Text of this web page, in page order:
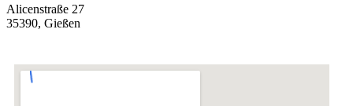
Alicenstraße 27
35390, Gießen